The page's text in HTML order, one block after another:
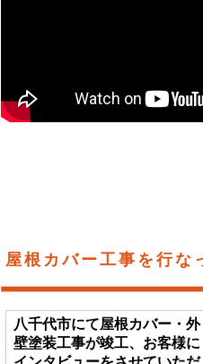
屋根カバー工事を行な
八千代市にて屋根カバー・外
壁塗装工事が竣工、お客様に